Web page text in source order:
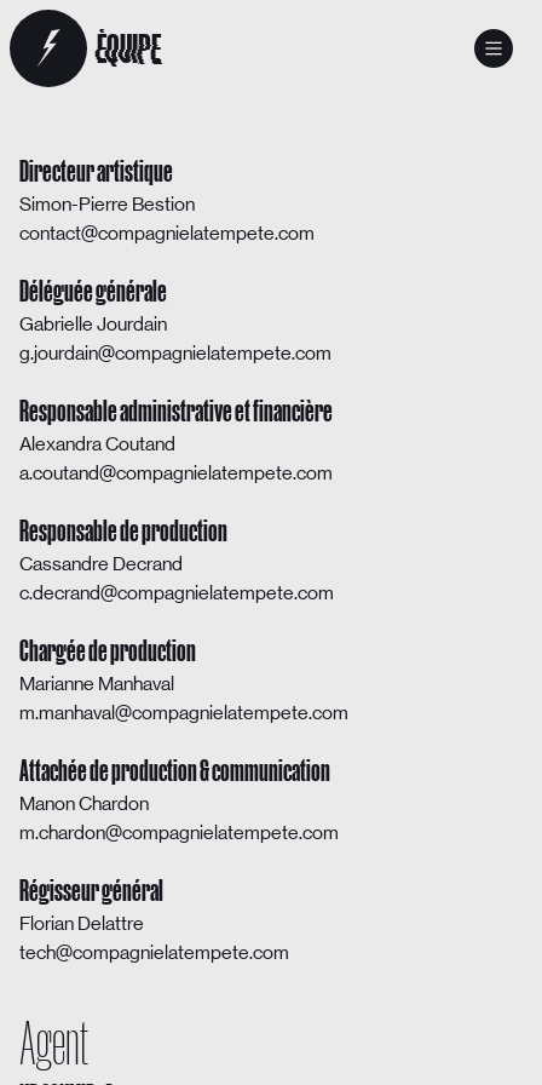
ÉQUIPE
Directeur artistique
Simon-Pierre Bestion
contact@compagnielatempete.com
Déléguée générale
Gabrielle Jourdain
g.jourdain@compagnielatempete.com
Responsable administrative et financière
Alexandra Coutand
a.coutand@compagnielatempete.com
Responsable de production
Cassandre Decrand
c.decrand@compagnielatempete.com
Chargée de production
Marianne Manhaval
m.manhaval@compagnielatempete.com
Attachée de production & communication
Manon Chardon
m.chardon@compagnielatempete.com
Régisseur général
Florian Delattre
tech@compagnielatempete.com
Agent